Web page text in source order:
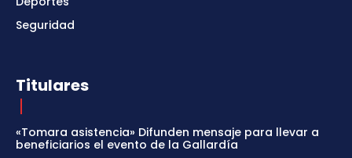
Seguridad
Titulares
«Tomara asistencia» Difunden mensaje para llevar a
beneficiarios el evento de la Gallardía